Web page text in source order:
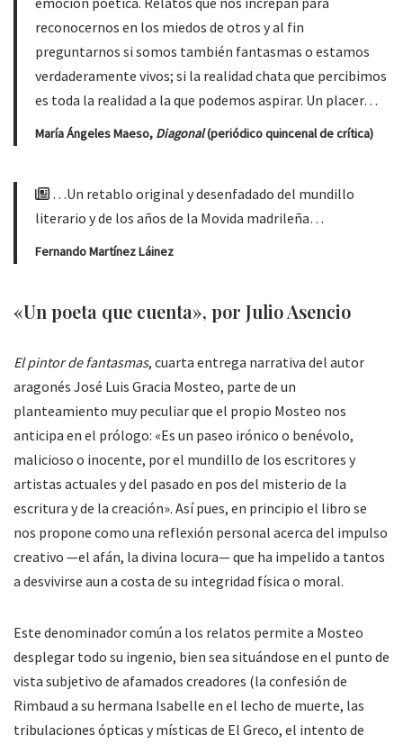
reconocernos en los miedos de otros y al fin
preguntarnos si somos también fantasmas o estamos
verdaderamente vivos; si la realidad chata que percibimos
es toda la realidad a la que podemos aspirar. Un placer…
María Ángeles Maeso, Diagonal(periódico quincenal de crítica)
…Un retablo original y desenfadado del mundillo
literario y de los años de la Movida madrileña…
Fernando Martínez Láinez
«Un poeta que cuenta», por Julio Asencio
El pintor de fantasmas, cuarta entrega narrativa del autor
aragonés José Luis Gracia Mosteo, parte de un
planteamiento muy peculiar que el propio Mosteo nos
anticipa en el prólogo: «Es un paseo irónico o benévolo,
malicioso o inocente, por el mundillo de los escritores y
artistas actuales y del pasado en pos del misterio de la
escritura y de la creación». Así pues, en principio el libro se
nos propone como una reflexión personal acerca del impulso
creativo —el afán, la divina locura— que ha impelido a tantos
a desvivirse aun a costa de su integridad física o moral.
Este denominador común a los relatos permite a Mosteo
desplegar todo su ingenio, bien sea situándose en el punto de
vista subjetivo de afamados creadores (la confesión de
Rimbaud a su hermana Isabelle en el lecho de muerte, las
tribulaciones ópticas y místicas de El Greco, el intento de